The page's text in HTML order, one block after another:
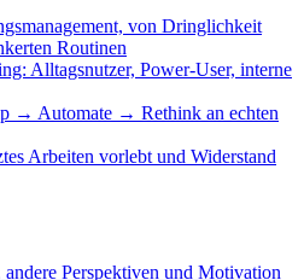
von Dringlichkeit
Routinen
Alltagsnutzer, Power-User, interne
→ Automate → Rethink an echten
Arbeiten vorlebt und Widerstand
Perspektiven und Motivation